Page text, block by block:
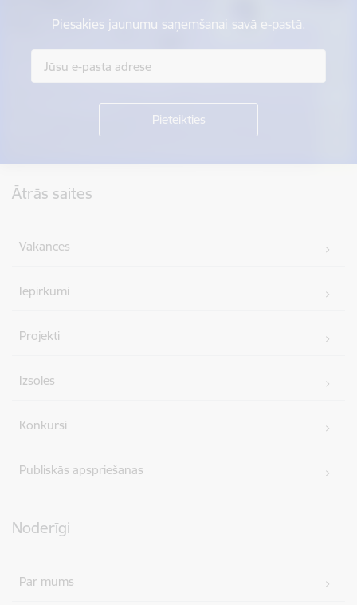
Piesakies jaunumu saņemšanai savā e-pastā.
Ātrās saites
Vakances
Iepirkumi
Projekti
Izsoles
Konkursi
Publiskās apspriešanas
Noderīgi
Par mums